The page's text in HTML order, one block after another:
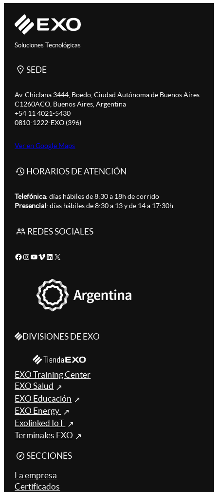
Soluciones Tecnológicas
SEDE
Av. Chiclana 3444, Boedo, Ciudad Autónoma de Buenos Aires
C1260ACO, Buenos Aires, Argentina
+54 11 4021-5430
0810-1222-EXO (396)
Ver en Google Maps
HORARIOS DE ATENCIÓN
Telefónica: días hábiles de 8:30 a 18h de corrido
Presencial : días hábiles de 8:30 a 13 y de 14 a 17:30h
REDES SOCIALES
Facebook Instagram YouTube Vimeo LinkedIn X
DIVISIONES DE EXO
EXO Training Center
EXO Salud
EXO Educación
EXO Energy
Exolinked IoT
Terminales EXO
SECCIONES
La empresa
Certificados